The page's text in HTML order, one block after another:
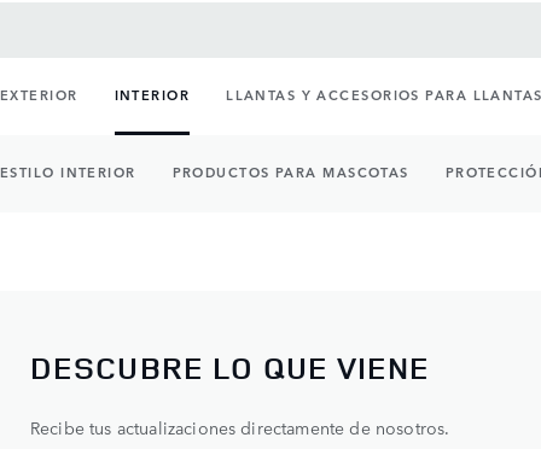
EXTERIOR INTERIOR LLANTAS Y ACCESORIOS PARA
ESTILO INTERIOR PRODUCTOS PARA MASCOTAS
DESCUBRE LO QUE VIENE
Recibe tus actualizaciones directamente de nosotros.